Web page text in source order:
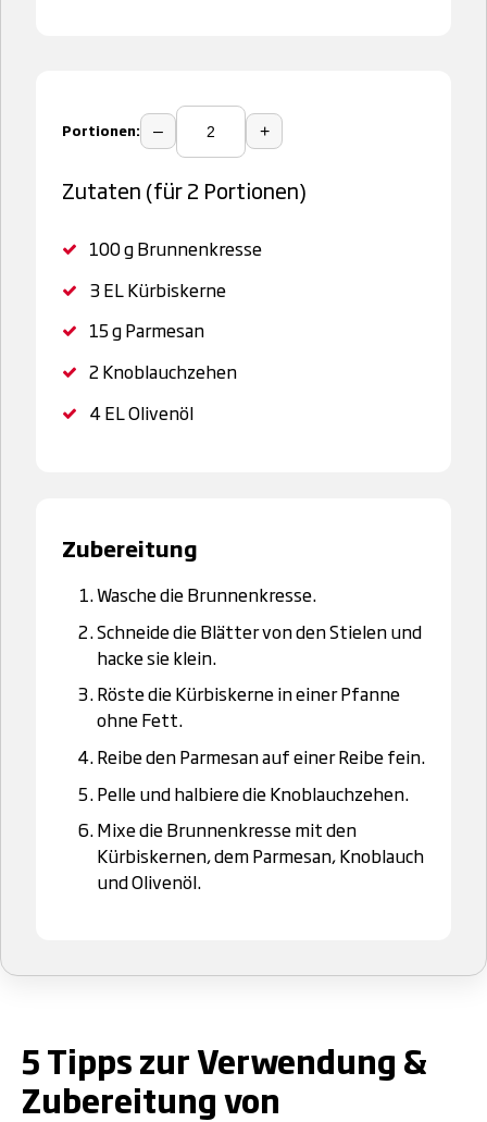
Portionen: – +
Zutaten (für 2 Portionen)
100 gBrunnenkresse
3 ELKürbiskerne
15 gParmesan
2 Knoblauchzehen
4 ELOlivenöl
Zubereitung
Wasche die Brunnenkresse.
Schneide die Blätter von den Stielen und
hacke sie klein.
Röste die Kürbiskerne in einer Pfanne
ohne Fett.
Reibe den Parmesan auf einer Reibe fein.
Pelle und halbiere die Knoblauchzehen.
Mixe die Brunnenkresse mit den
Kürbiskernen, dem Parmesan, Knoblauch
und Olivenöl.
5 Tipps zur Verwendung &
Zubereitung von